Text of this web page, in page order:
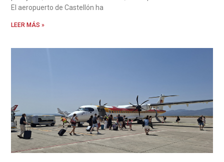
El aeropuerto de Castellón ha
LEER MÁS »